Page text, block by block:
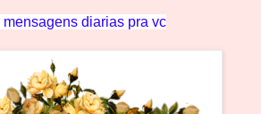
mensagens diarias pra vc